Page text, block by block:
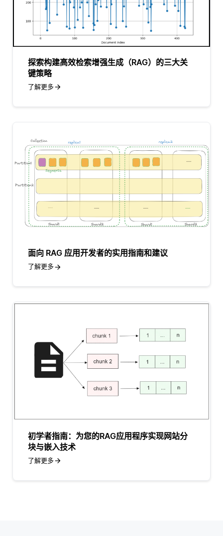
探索构建高效检索增强生成（RAG）的三大关
键策略
了解更多
面向 RAG 应用开发者的实用指南和建议
了解更多
初学者指南：为您的RAG应用程序实现网站分
块与嵌入技术
了解更多